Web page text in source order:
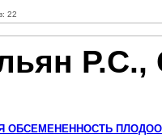
22
Р.С.,
ОБСЕМЕНЕННОСТЬ